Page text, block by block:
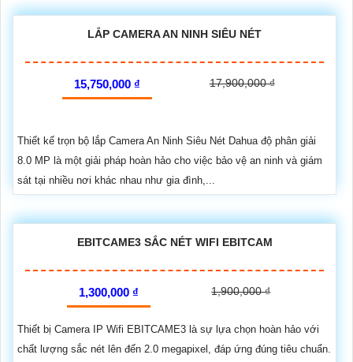
LẮP CAMERA AN NINH SIÊU NÉT
15,750,000 ₫ 17,900,000 ₫
Thiết kế trọn bộ lắp Camera An Ninh Siêu Nét Dahua độ phân giải
8.0 MP là một giải pháp hoàn hảo cho việc bảo vệ an ninh và giám
sát tại nhiều nơi khác nhau như gia đình,...
EBITCAME3 SẮC NÉT WIFI EBITCAM
1,300,000 ₫ 1,900,000 ₫
Thiết bị Camera IP Wifi EBITCAME3 là sự lựa chọn hoàn hảo với
chất lượng sắc nét lên đến 2.0 megapixel, đáp ứng đúng tiêu chuẩn.